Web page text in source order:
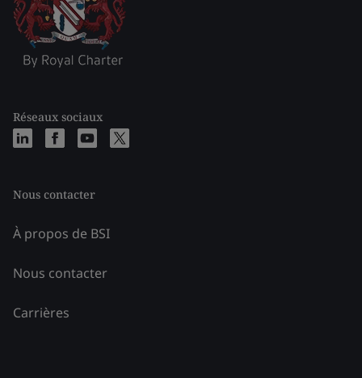
Réseaux sociaux
Nous contacter
À propos de BSI
Nous contacter
Carrières